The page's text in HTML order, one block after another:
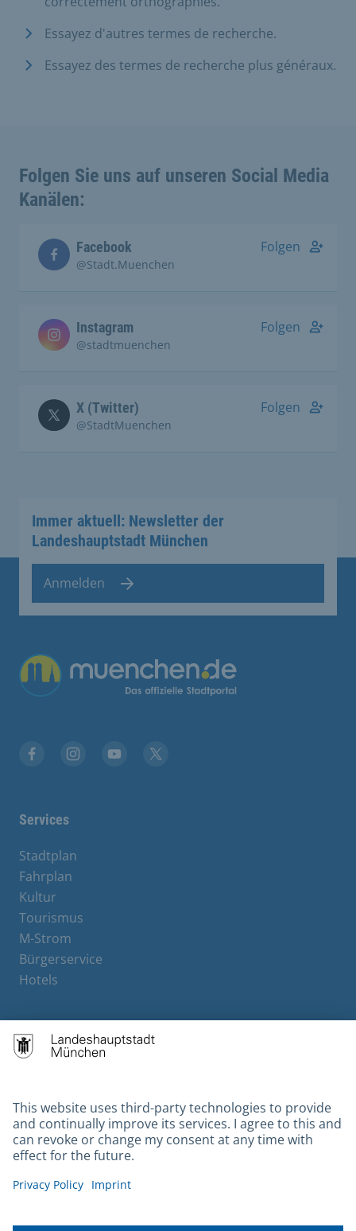
Essayez d'autres termes de recherche.
Essayez des termes de recherche plus généraux.
Folgen Sie uns auf unseren Social Media
Kanälen:
Facebook
@Stadt.Muenchen
Folgen
Instagram
@stadtmuenchen
Folgen
X (Twitter)
@StadtMuenchen
Folgen
Immer aktuell: Newsletter der
Landeshauptstadt München
Anmelden
Übergreifende Links
Services
Stadtplan
Fahrplan
Kultur
Tourismus
M-Strom
Bürgerservice
Hotels
Contact
Gebärdensprache
Datenschutz
Kontakt